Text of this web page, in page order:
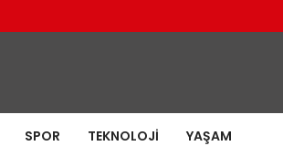
SPOR TEKNOLOJI YAŞAM